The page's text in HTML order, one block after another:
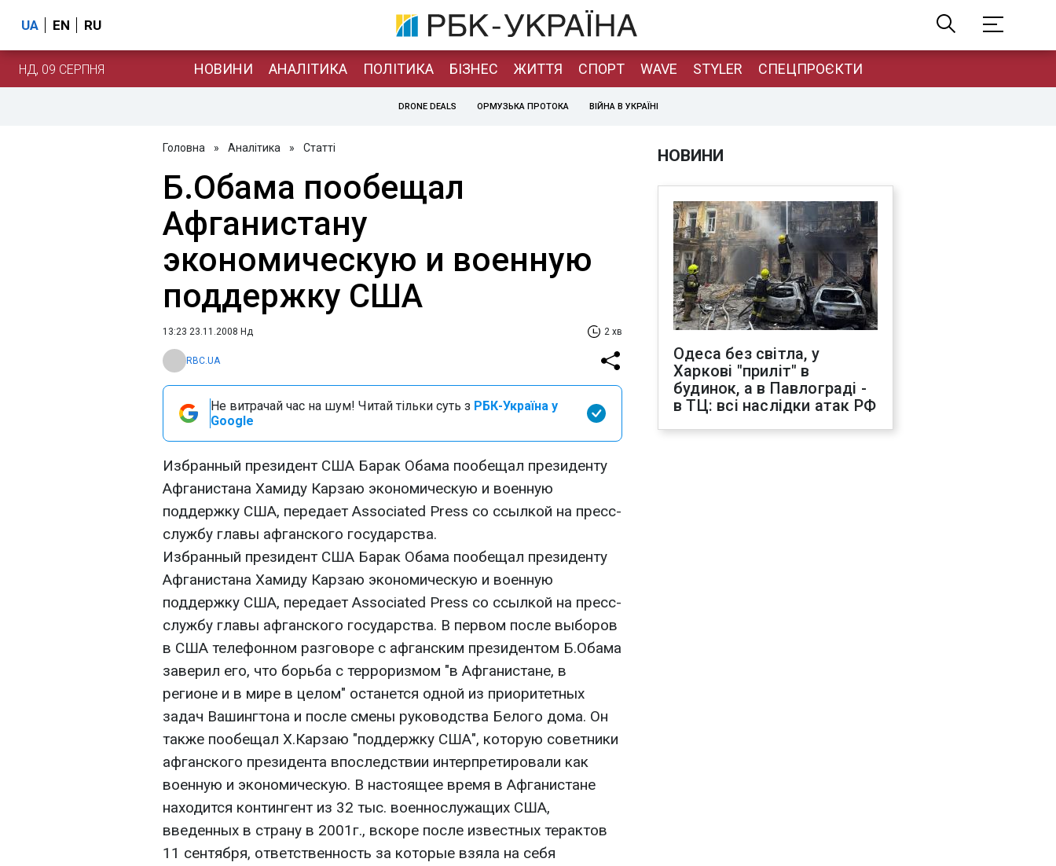
UA EN RU
НД, 09 СЕРПНЯ НОВИНИ АНАЛІТИКА ПОЛІТИКА БІЗНЕС ЖИТТЯ СПОРТ WAVE STYLER СПЕЦПРОЄКТИ
DRONE DEALS ОРМУЗЬКА ПРОТОКА ВІЙНА В УКРАЇНІ
Головна » Аналітика » Статті
Б.Обама пообещал
Афганистану
экономическую и военную
поддержку США
13:23 23.11.2008 Нд 2 хв
RBC.UA
Не витрачай час на шум! Читай тільки суть з РБК-Україна у
Google
Избранный президент США Барак Обама пообещал президенту
Афганистана Хамиду Карзаю экономическую и военную
поддержку США, передает Associated Press со ссылкой на пресс-
службу главы афганского государства.
Избранный президент США Барак Обама пообещал президенту
Афганистана Хамиду Карзаю экономическую и военную
поддержку США, передает Associated Press со ссылкой на пресс-
службу главы афганского государства. В первом после выборов
в США телефонном разговоре с афганским президентом Б.Обама
заверил его, что борьба с терроризмом "в Афганистане, в
регионе и в мире в целом" останется одной из приоритетных
задач Вашингтона и после смены руководства Белого дома. Он
также пообещал Х.Карзаю "поддержку США", которую советники
афганского президента впоследствии интерпретировали как
военную и экономическую. В настоящее время в Афганистане
находится контингент из 32 тыс. военнослужащих США,
введенных в страну в 2001г., вскоре после известных терактов
11 сентября, ответственность за которые взяла на себя
НОВИНИ
Одеса без світла, у
Харкові "приліт" в
будинок, а в Павлограді -
в ТЦ: всі наслідки атак РФ